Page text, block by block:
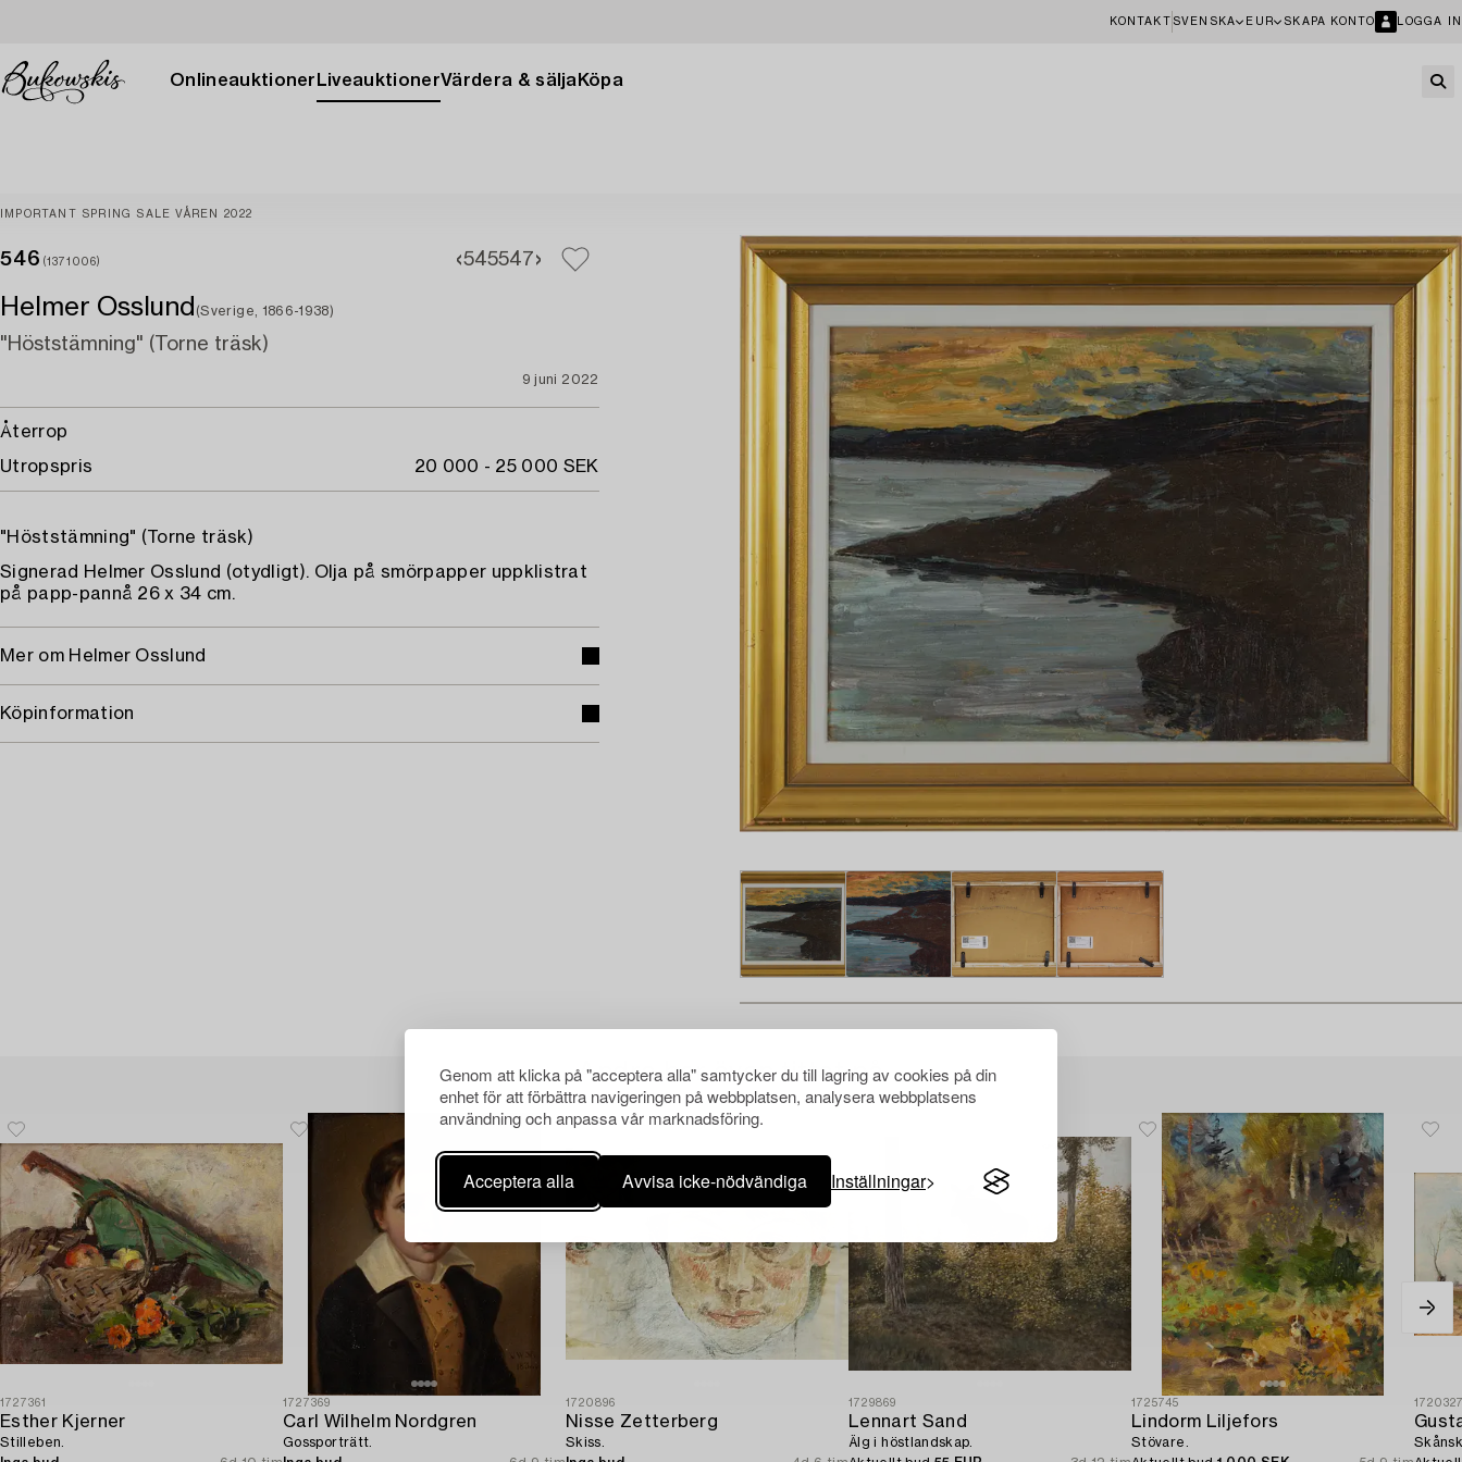
Genom att klicka på "acceptera alla" samtycker du till lagring av cookies på din
enhet för att förbättra navigeringen på webbplatsen, analysera webbplatsens
användning och anpassa vår marknadsföring.
Acceptera alla Avvisa icke-nödvändiga Inställningar
KONTAKT SVENSKA EUR SKAPA KONTO LOGGA IN
Onlineauktioner LiveauktionerVärdera & sälja Köpa
IMPORTANT SPRING SALE VÅREN 2022
546 (1371006) 545547
Helmer Osslund (Sverige, 1866-1938)
"Höststämning" (Torne träsk)
9 juni 2022
Återrop
Utropspris
20 000 - 25 000 SEK
"Höststämning" (Torne träsk)
Signerad Helmer Osslund (otydligt). Olja på smörpapper uppklistrat
på papp-pannå 26 x 34 cm.
Mer om Helmer Osslund
Köpinformation
Andra har även tittat på
1727361
Esther Kjerner
Stilleben.
1727369
Carl Wilhelm Nordgren
Gossporträtt.
1720896
Nisse Zetterberg
Skiss.
1729869
Lennart Sand
Älg i höstlandskap.
1725745
Lindorm Liljefors
Stövare.